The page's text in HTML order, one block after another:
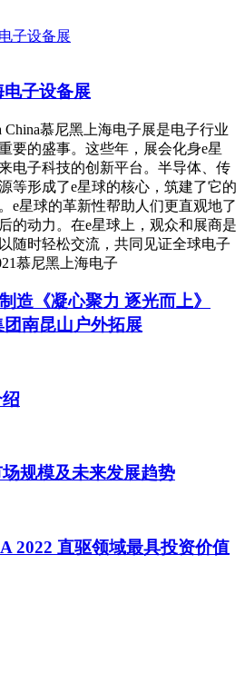
电子设备展
China慕尼黑上海电子展是电子行业
要的盛事。这些年，展会化身e星
电子科技的创新平台。半导体、传
等形成了e星球的核心，筑建了它的
e星球的革新性帮助人们更直观地了
的动力。在e星球上，观众和展商是
随时轻松交流，共同见证全球电子
慕尼黑上海电子
造《凝心聚力 逐光而上》
南昆山户外拓展
规模及未来发展趋势
2022 直驱领域最具投资价值